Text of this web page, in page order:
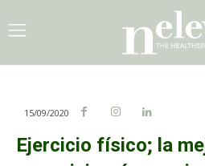
15/09/2020
Ejercicio físico; la